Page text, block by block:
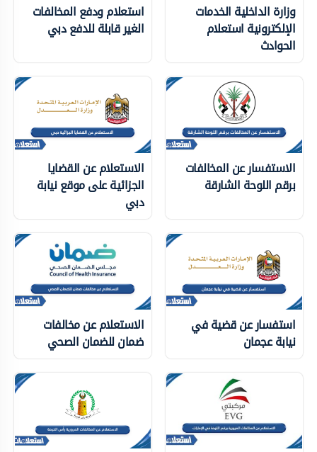
وزارة الداخلية الخدمات
الإلكترونية استعلام
الحوادث
استعلام ودفع المخالفات
الغير قابلة للدفع دبي
الاستفسار عن المخالفات
برقم اللوحة الشارقة
الاستعلام عن القضايا
الجزائية على موقع نيابة
دبي
استفسار عن قضية في
نيابة عجمان
الاستعلام عن مخالفات
ضمان للضمان الصحي